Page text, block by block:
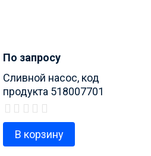
По запросу
Сливной насос, код
продукта 518007701
В корзину